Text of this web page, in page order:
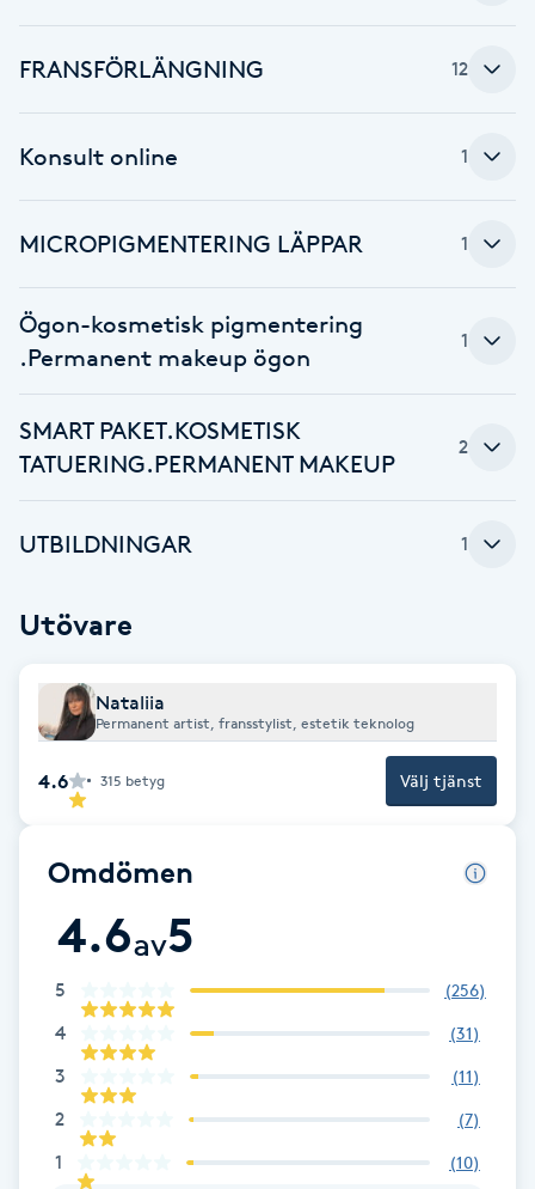
Fotmassage
Fotvård
Fransborttagning
Fransförlängning
Fransförlängning Megavolym
Fransförlängning Volym
Fransrengöring
Frekvensterapi
Friskvård
Friskvårdsmassage
Funktionsanalys
Färgning
FRANSFÖRLÄNGNING 12
Konsult online 1
MICROPIGMENTERING LÄPPAR 1
Ögon-kosmetisk pigmentering
.Permanent makeup ögon
1
SMART PAKET.KOSMETISK
TATUERING.PERMANENT MAKEUP
2
UTBILDNINGAR 1
Utövare
Nataliia
Permanent artist, fransstylist, estetik teknolog
4.6 315 betyg Välj tjänst
Omdömen
4.6av5
5 (256)
4 (31)
3 (11)
2 (7)
1 (10)